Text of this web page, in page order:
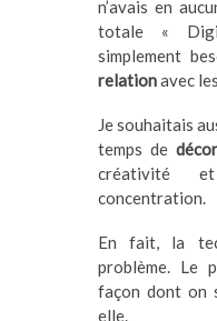
n’avais en
totale «
simplement
relationavec
Je souhaitais
temps de
créativité
concentration.
En fait, la
problème. Le
façon dont on
elle.